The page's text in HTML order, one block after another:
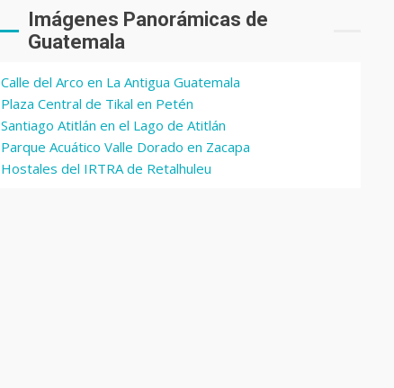
Imágenes Panorámicas de
Guatemala
Calle del Arco en La Antigua Guatemala
Plaza Central de Tikal en Petén
Santiago Atitlán en el Lago de Atitlán
Parque Acuático Valle Dorado en Zacapa
Hostales del IRTRA de Retalhuleu